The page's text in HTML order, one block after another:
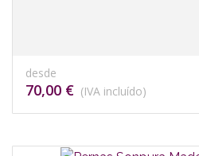
desde
70,00 € (IVA incluído)